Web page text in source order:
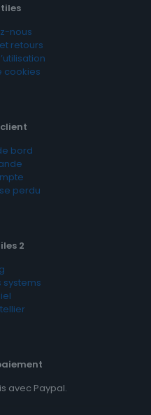
nous
retours
cookies
bord
perdu
2
systems
avec Paypal.